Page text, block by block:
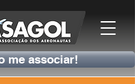
me associar!